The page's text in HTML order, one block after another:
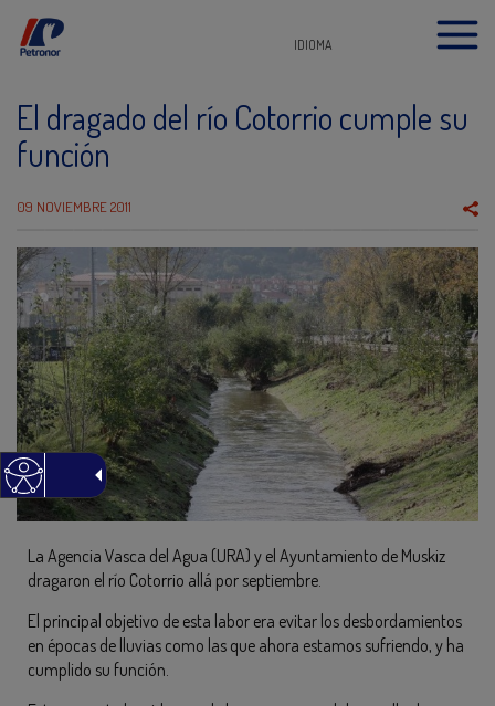
IDIOMA
El dragado del río Cotorrio cumple su
función
09 NOVIEMBRE 2011
La Agencia Vasca del Agua (URA) y el Ayuntamiento de Muskiz
dragaron el río Cotorrio allá por septiembre.
El principal objetivo de esta labor era evitar los desbordamientos
en épocas de lluvias como las que ahora estamos sufriendo, y ha
cumplido su función.